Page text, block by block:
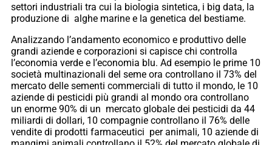
settori industriali tra cui la biologia sintetica, i big data, la
produzione di alghe marine e la genetica del bestiame.
Analizzando l’andamento economico e produttivo delle
grandi aziende e corporazioni si capisce chi controlla
l’economia verde e l’economia blu. Ad esempio le prime 10
società multinazionali del seme ora controllano il 73% del
mercato delle sementi commerciali di tutto il mondo, le 10
aziende di pesticidi più grandi al mondo ora controllano
un enorme 90% di un mercato globale dei pesticidi da 44
miliardi di dollari, 10 compagnie controllano il 76% delle
vendite di prodotti farmaceutici per animali, 10 aziende di